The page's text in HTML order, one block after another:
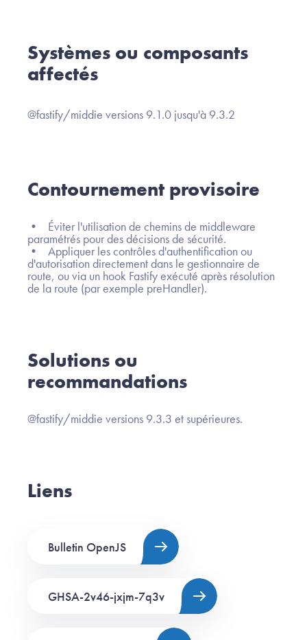
Systèmes ou composants
affectés
@fastify/middie versions 9.1.0 jusqu'à 9.3.2
Contournement provisoire
• Éviter l'utilisation de chemins de middleware
paramétrés pour des décisions de sécurité.
• Appliquer les contrôles d'authentification ou
d'autorisation directement dans le gestionnaire de
route, ou via un hook Fastify exécuté après résolution
de la route (par exemple preHandler).
Solutions ou
recommandations
@fastify/middie versions 9.3.3 et supérieures.
Liens
Bulletin OpenJS
GHSA-2v46-jxjm-7q3v